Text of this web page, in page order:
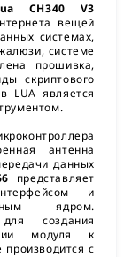
CH340 V3
вещей
системах,
системе
прошивка,
скриптового
LUA является
антенна
данных
представляет
и
ядром.
создания
модуля к
с